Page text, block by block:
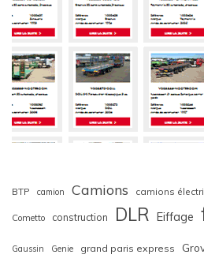
BTP camion Camions camions
Cometto construction DLR Eiffage
Gaussin Genie grand paris express